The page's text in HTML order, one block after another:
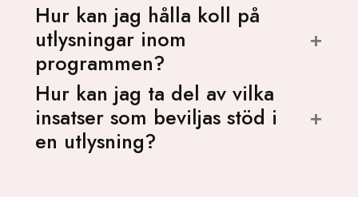
Hur kan jag hålla koll på
utlysningar inom
programmen?
Hur kan jag ta del av vilka
insatser som beviljas stöd i
en utlysning?